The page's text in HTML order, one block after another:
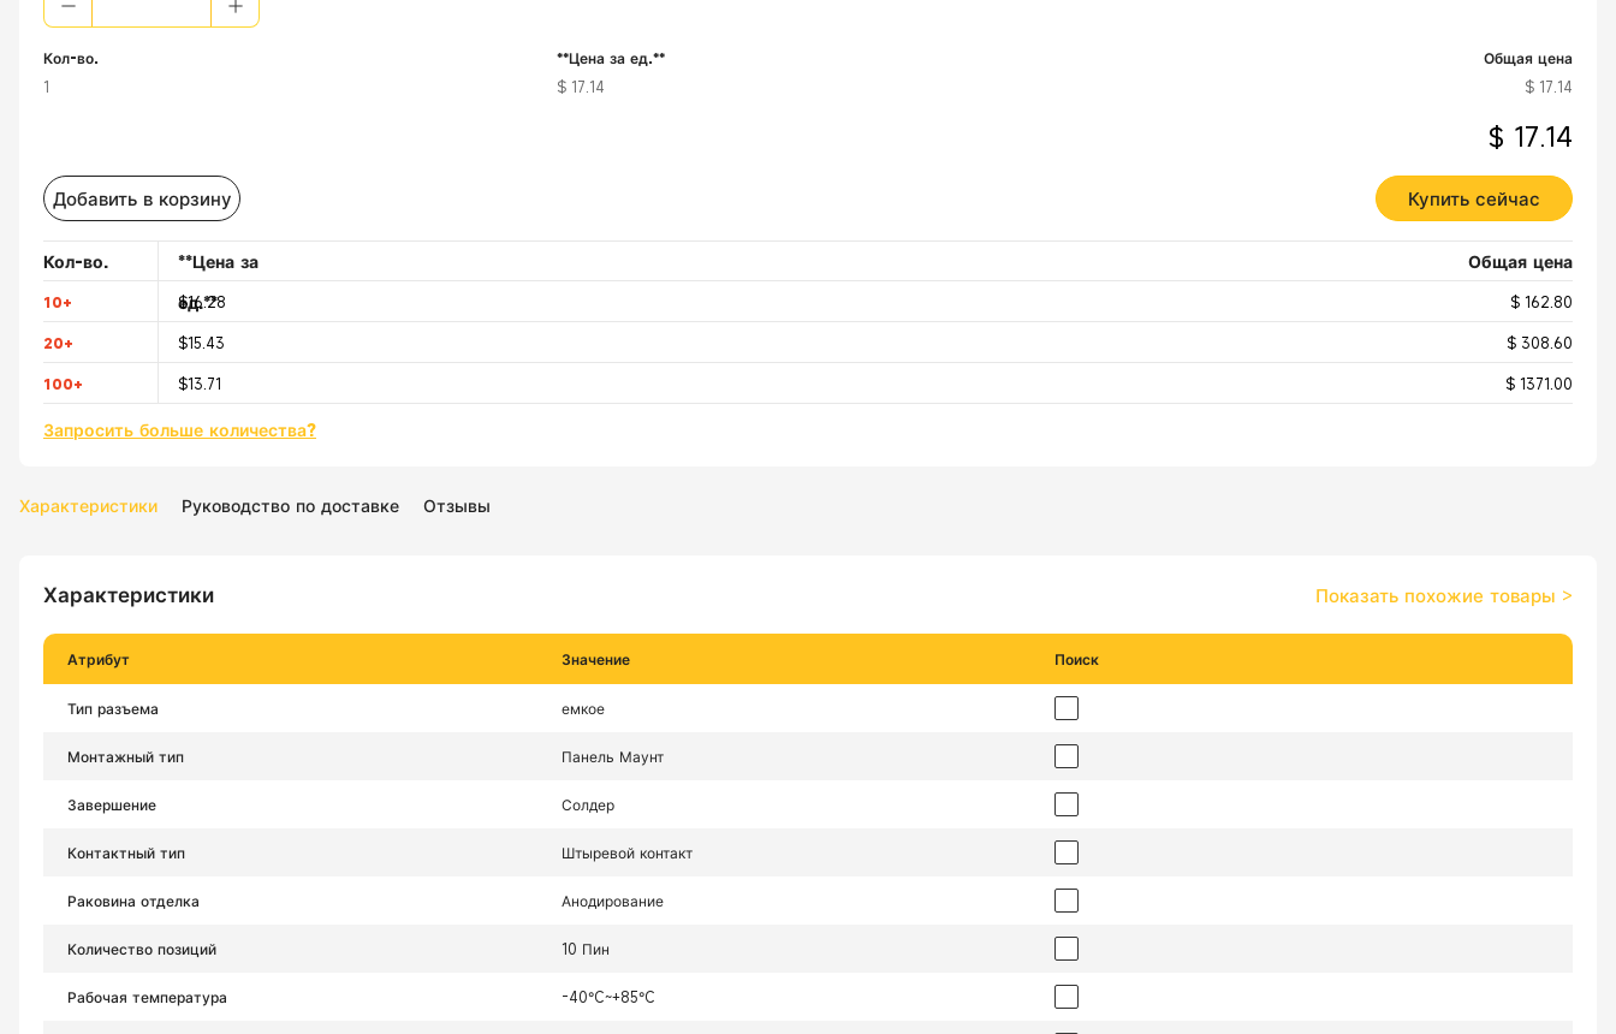
Кол-во.
1
**Цена за ед.**
$ 17.14
Общая цена
$ 17.14
$ 17.14
Добавить в корзину Купить сейчас
Кол-во.
**Цена за
ед.**
Общая цена
10+ $16.28 $ 162.80
20+ $15.43 $ 308.60
100+ $13.71 $ 1371.00
Запросить больше количества?
Характеристики Руководство по доставке Отзывы
Характеристики Показать похожие товары >
Атрибут Значение Поиск
Тип разъема емкое
Монтажный тип Панель Маунт
Завершение Солдер
Контактный тип Штыревой контакт
Раковина отделка Анодирование
Количество позиций 10 Пин
Рабочая температура -40°C~+85°C